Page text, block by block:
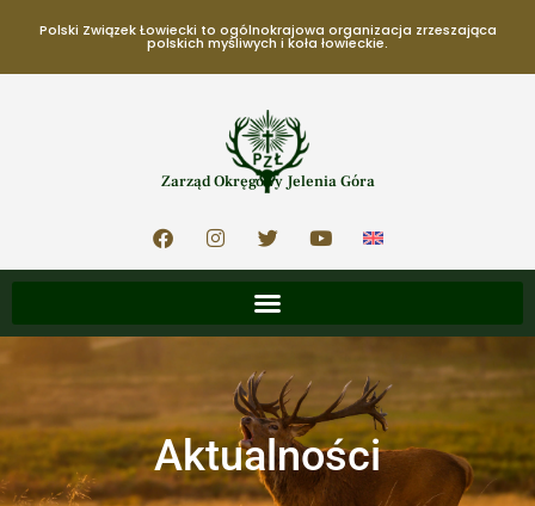
Polski Związek Łowiecki to ogólnokrajowa organizacja zrzeszająca
polskich myśliwych i koła łowieckie.
Zarząd Okręgowy Jelenia Góra
Aktualności